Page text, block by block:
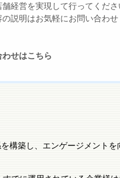
経営を実現して行ってくださ
の説明はお気軽にお問い合わせ
わせはこちら
構築し、エンゲージメントを